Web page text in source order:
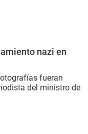
nazi en
fueran
del ministro de